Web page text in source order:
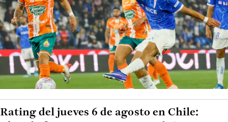
Rating del jueves 6 de agosto en Chile: